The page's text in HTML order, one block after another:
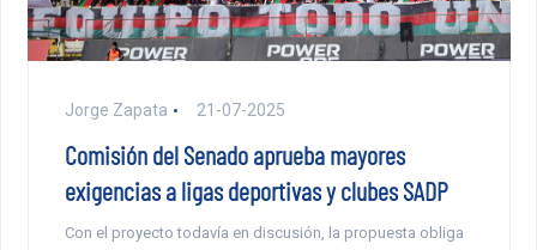
Jorge Zapata 21-07-2025
Comisión del Senado aprueba mayores
exigencias a ligas deportivas y clubes SADP
Con el proyecto todavía en discusión, la propuesta obliga